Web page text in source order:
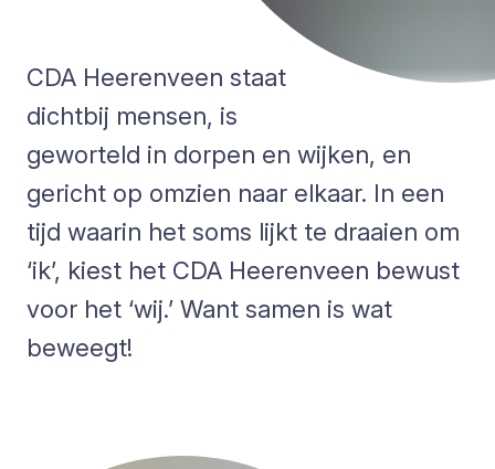
CDA Heerenveen staat
dichtbij mensen, is
geworteld in dorpen en wijken, en
gericht op omzien naar elkaar. In een
tijd waarin het soms lijkt te draaien om
‘ik’, kiest het CDA Heerenveen bewust
voor het ‘wij.’ Want samen is wat
beweegt!